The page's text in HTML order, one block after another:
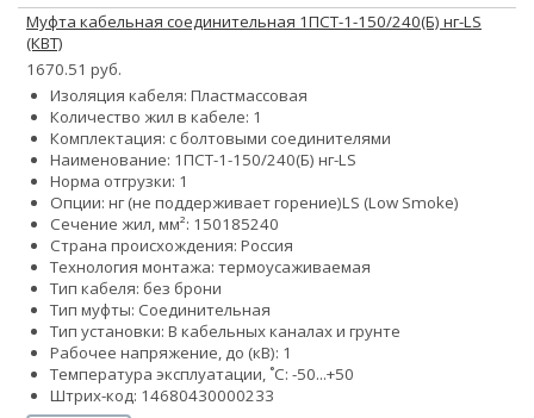
Муфта кабельная соединительная 1ПСТ-1-150/240(Б) нг-LS
(КВТ)
1670.51 руб.
Изоляция кабеля: Пластмассовая
Количество жил в кабеле: 1
Комплектация: с болтовыми соединителями
Наименование: 1ПСТ-1-150/240(Б) нг-LS
Норма отгрузки: 1
Опции: нг (не поддерживает горение)LS (Low Smoke)
Сечение жил, мм²: 150185240
Страна происхождения: Россия
Технология монтажа: термоусаживаемая
Тип кабеля: без брони
Тип муфты: Соединительная
Тип установки: В кабельных каналах и грунте
Рабочее напряжение, до (кВ): 1
Температура эксплуатации, ˚С: -50...+50
Штрих-код: 14680430000233